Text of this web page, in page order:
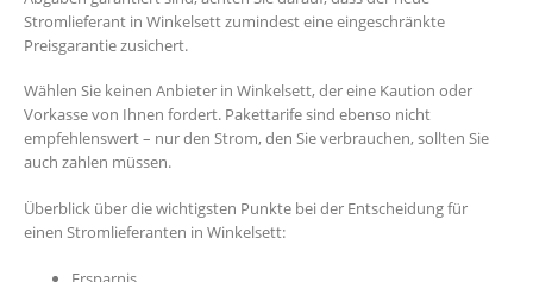
Stromlieferant in Winkelsett zumindest eine eingeschränkte
Preisgarantie zusichert.
Wählen Sie keinen Anbieter in Winkelsett, der eine Kaution oder
Vorkasse von Ihnen fordert. Pakettarife sind ebenso nicht
empfehlenswert – nur den Strom, den Sie verbrauchen, sollten Sie
auch zahlen müssen.
Überblick über die wichtigsten Punkte bei der Entscheidung für
einen Stromlieferanten in Winkelsett: